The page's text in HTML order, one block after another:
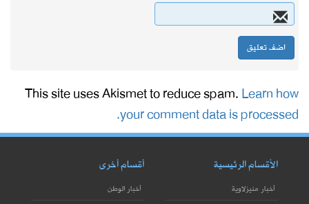
This site uses Akismet to reduce spam.Learn how
your comment data is processed.
الأقسام الرئيسية
أخبار منيزلاوية
أقسام أخرى
أخبار الوطن